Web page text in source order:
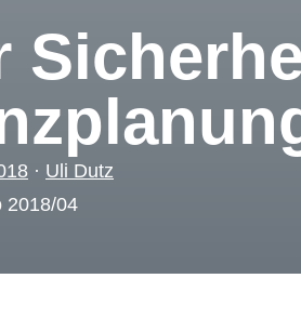
· Uli Dutz
2018/04